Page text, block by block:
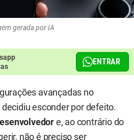
gerada por IA
ENTRAR
avançadas no
decidiu esconder por defeito.
e, ao contrário do
não é preciso ser